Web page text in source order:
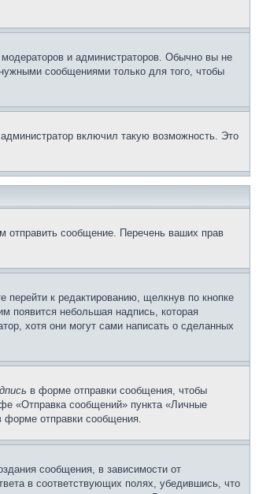
и администраторов. Обычно вы не
сообщениями только для того, чтобы
включил такую возможность. Это
отправить сообщение. Перечень ваших прав
к редактированию, щелкнув по кнопке
появится небольшая надпись, которая
хотя они могут сами написать о сделанных
в форме отправки сообщения, чтобы
«Отправка сообщений» пункта «Личные
форме отправки сообщения.
сообщения, в зависимости от
в соответствующих полях, убедившись, что